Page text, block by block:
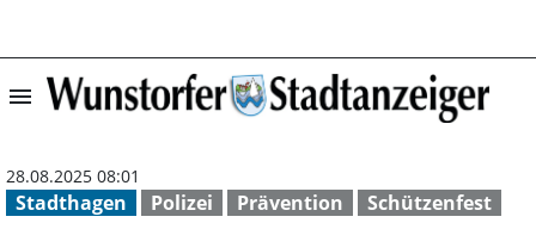
menu 100 Tage
Stadthagen Polizei Prävention Schützenfest
28.08.2025 08:01